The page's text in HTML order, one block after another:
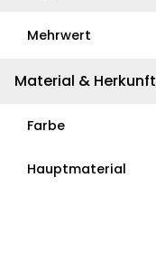
Mehrwert
Material & Herkunft
Farbe
Hauptmaterial